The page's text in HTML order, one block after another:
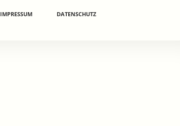
IMPRESSUM DATENSCHUTZ